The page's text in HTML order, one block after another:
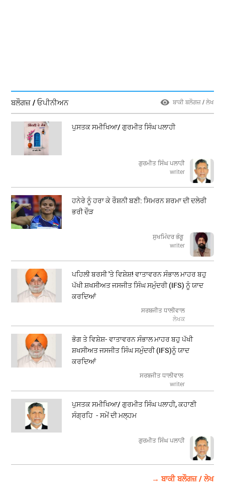
ਬਲੌਗਜ਼ / ਓਪੀਨੀਅਨ ਬਾਕੀ ਬਲੌਗਜ਼ / ਲੇਖ
ਪੁਸਤਕ ਸਮੀਖਿਆ/ ਗੁਰਮੀਤ ਸਿੰਘ ਪਲਾਹੀ
ਗੁਰਮੀਤ ਸਿੰਘ ਪਲਾਹੀ
writer
ਹਨੇਰੇ ਨੂੰ ਹਰਾ ਕੇ ਰੌਸ਼ਨੀ ਬਣੀ: ਸਿਮਰਨ ਸ਼ਰਮਾ ਦੀ ਦਲੇਰੀ
ਭਰੀ ਦੌੜ
ਸੁਖਮਿੰਦਰ ਭੰਗੂ
writer
ਪਹਿਲੀ ਬਰਸੀ 'ਤੇ ਵਿਸ਼ੇਸ਼! ਵਾਤਾਵਰਨ ਸੰਭਾਲ ਮਾਹਰ ਬਹੁ
ਪੱਖੀ ਸ਼ਖਸੀਅਤ ਜਸਜੀਤ ਸਿੰਘ ਸਮੁੰਦਰੀ (IFS) ਨੂੰ ਯਾਦ
ਕਰਦਿਆਂ
ਸਰਬਜੀਤ ਧਾਲੀਵਾਲ
ਲੇਖਕ
ਭੋਗ ਤੇ ਵਿਸ਼ੇਸ਼- ਵਾਤਾਵਰਨ ਸੰਭਾਲ ਮਾਹਰ ਬਹੁ ਪੱਖੀ
ਸ਼ਖਸੀਅਤ ਜਸਜੀਤ ਸਿੰਘ ਸਮੁੰਦਰੀ (IFS)ਨੂੰ ਯਾਦ
ਕਰਦਿਆਂ
ਸਰਬਜੀਤ ਧਾਲੀਵਾਲ
writer
ਪੁਸਤਕ ਸਮੀਖਿਆ/ ਗੁਰਮੀਤ ਸਿੰਘ ਪਲਾਹੀ, ਕਹਾਣੀ
ਸੰਗ੍ਰਹਿ - ਸਮੇਂ ਦੀ ਮਲ੍ਹਮ
ਗੁਰਮੀਤ ਸਿੰਘ ਪਲਾਹੀ
→ ਬਾਕੀ ਬਲੌਗਜ਼ / ਲੇਖ